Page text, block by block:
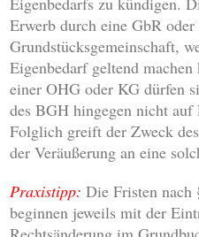
Erwerb durch eine GbR
Grundstücksgemeinschaft,
Eigenbedarf geltend
einer OHG oder KG dürfen
des BGH hingegen nicht auf
Folglich greift der Zweck
der Veräußerung an eine
Praxistipp: Die Fristen nach
beginnen jeweils mit der